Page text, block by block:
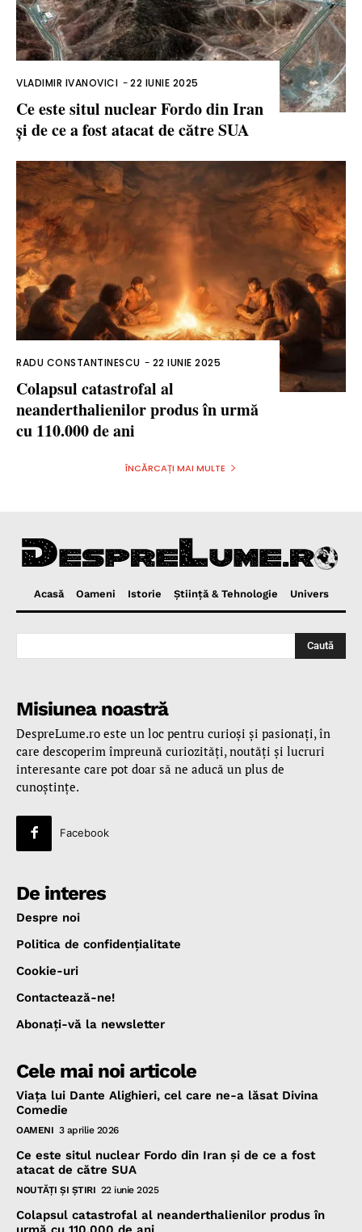
VLADIMIR IVANOVICI -22 IUNIE 2025
Ce este situl nuclear Fordo din Iran
și de ce a fost atacat de către SUA
RADU CONSTANTINESCU - 22 IUNIE 2025
Colapsul catastrofal al
neanderthalienilor produs în urmă
cu 110.000 de ani
ÎNCĂRCAȚI MAI MULTE
Acasă Oameni Istorie Ştiinţă & Tehnologie Univers
Caută
Misiunea noastră
DespreLume.ro este un loc pentru curioşi şi pasionaţi, în
care descoperim împreună curiozităţi, noutăţi şi lucruri
interesante care pot doar să ne aducă un plus de
cunoştinţe.
Facebook
De interes
Despre noi
Politica de confidenţialitate
Cookie-uri
Contactează-ne!
Abonaţi-vă la newsletter
Cele mai noi articole
Viața lui Dante Alighieri, cel care ne-a lăsat Divina
Comedie
OAMENI 3 aprilie 2026
Ce este situl nuclear Fordo din Iran și de ce a fost
atacat de către SUA
NOUTĂŢI ŞI ŞTIRI 22 iunie 2025
Colapsul catastrofal al neanderthalienilor produs în